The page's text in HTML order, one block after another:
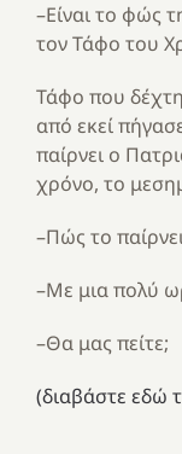
–Είναι το φώς
τον Τάφο του
Τάφο που
από εκεί
παίρνει ο
χρόνο, το
–Πώς το
–Με μια πολύ
–Θα μας πείτε;
(διαβάστε εδώ